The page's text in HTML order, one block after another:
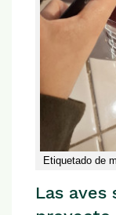
Etiquetado de
Las